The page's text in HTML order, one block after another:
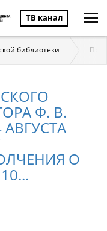
ТВ канал
библиотеки
Ф. В.
О